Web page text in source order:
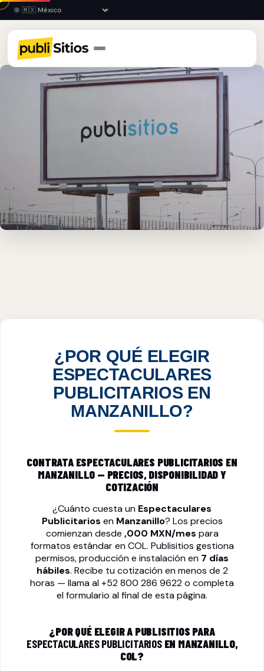
¿POR QUÉ ELEGIR
ESPECTACULARES
PUBLICITARIOS EN
MANZANILLO?
CONTRATA ESPECTACULARES PUBLICITARIOS EN
MANZANILLO — PRECIOS, DISPONIBILIDAD Y
COTIZACIÓN
¿Cuánto cuesta un Espectaculares
Publicitarios en Manzanillo? Los precios
comienzan desde ,000 MXN/mes para
formatos estándar en COL. Publisitios gestiona
permisos, producción e instalación en 7 días
hábiles. Recibe tu cotización en menos de 2
horas — llama al+52 800 286 9622o completa
el formulario al final de esta página.
¿POR QUÉ ELEGIR A PUBLISITIOS PARA
ESPECTACULARES PUBLICITARIOSEN MANZANILLO,
COL?